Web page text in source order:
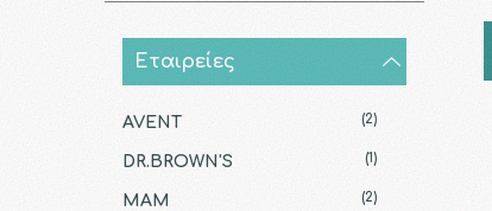
Εταιρείες
AVENT (2)
DR.BROWN'S (1)
MAM (2)